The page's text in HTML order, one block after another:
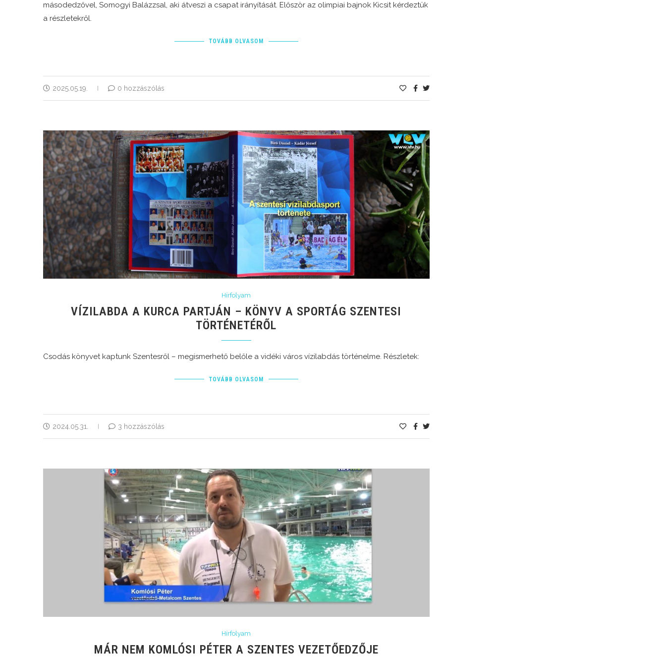
másodedzővel, Somogyi Balázzsal, aki átveszi a csapat irányítását. Először az olimpiai bajnok Kicsit kérdeztük
a részletekről.
TOVÁBB OLVASOM
2025.05.19. 0 hozzászólás
Hírfolyam
VÍZILABDA A KURCA PARTJÁN – KÖNYV A SPORTÁG SZENTESI
TÖRTÉNETÉRŐL
Csodás könyvet kaptunk Szentesről – megismerhető belőle a vidéki város vízilabdás történelme. Részletek:
TOVÁBB OLVASOM
2024.05.31. 3 hozzászólás
Hírfolyam
MÁR NEM KOMLÓSI PÉTER A SZENTES VEZETŐEDZŐJE